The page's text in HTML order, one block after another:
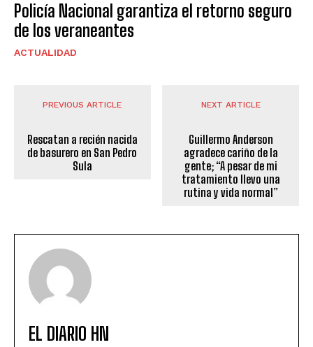
Policía Nacional garantiza el retorno seguro
de los veraneantes
ACTUALIDAD
PREVIOUS ARTICLE
Rescatan a recién nacida
de basurero en San Pedro
Sula
NEXT ARTICLE
Guillermo Anderson
agradece cariño de la
gente; “A pesar de mi
tratamiento llevo una
rutina y vida normal”
EL DIARIO HN